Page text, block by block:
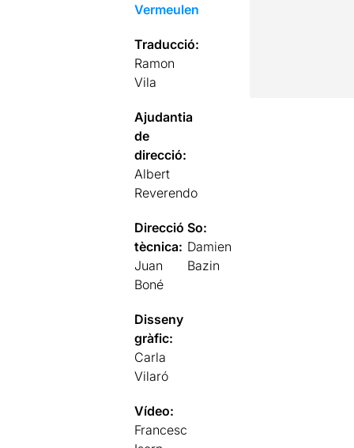
Vermeulen
Traducció:
Ramon
Vila
Ajudantia
de
direcció:
Albert
Reverendo
Direcció
tècnica:
Juan
Boné
So:
Damien
Bazin
Disseny
gràfic:
Carla
Vilaró
Vídeo:
Francesc